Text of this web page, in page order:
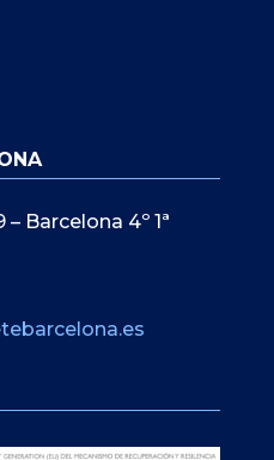
Barcelona 4º 1ª